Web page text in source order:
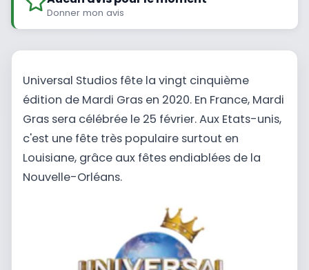
Donner mon avis
Universal Studios fête la vingt cinquième
édition de Mardi Gras en 2020. En France, Mardi
Gras sera célébrée le 25 février. Aux Etats-unis,
c'est une fête très populaire surtout en
Louisiane, grâce aux fêtes endiablées de la
Nouvelle-Orléans.